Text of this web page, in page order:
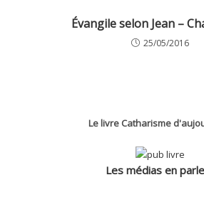
Évangile selon Jean –
25/05/2016
Le livre Catharisme
Les médias en